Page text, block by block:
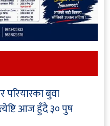
बुवा
आज हुँदै३० पुष